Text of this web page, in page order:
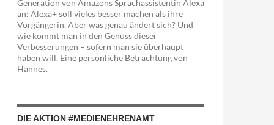
Generation von Amazons Sprachassistentin Alexa
an: Alexa+ soll vieles besser machen als ihre
Vorgängerin. Aber was genau ändert sich? Und
wie kommt man in den Genuss dieser
Verbesserungen – sofern man sie überhaupt
haben will. Eine persönliche Betrachtung von
Hannes.
DIE AKTION #MEDIENEHRENAMT